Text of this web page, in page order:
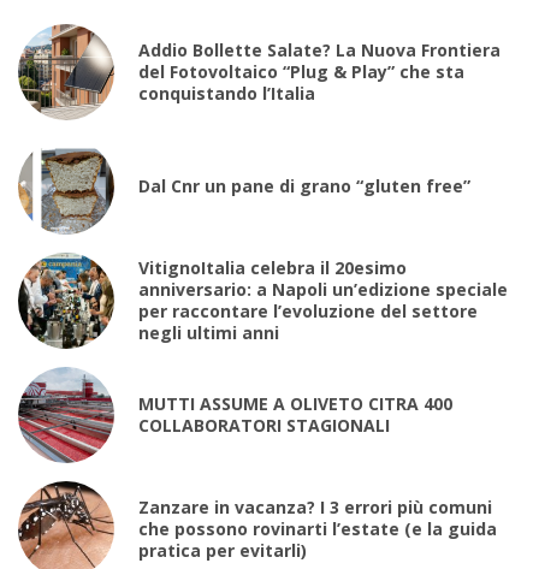
Addio Bollette Salate? La Nuova Frontiera
del Fotovoltaico “Plug & Play” che sta
conquistando l’Italia
Dal Cnr un pane di grano “gluten free”
VitignoItalia celebra il 20esimo
anniversario: a Napoli un’edizione speciale
per raccontare l’evoluzione del settore
negli ultimi anni
MUTTI ASSUME A OLIVETO CITRA 400
COLLABORATORI STAGIONALI
Zanzare in vacanza? I 3 errori più comuni
che possono rovinarti l’estate (e la guida
pratica per evitarli)